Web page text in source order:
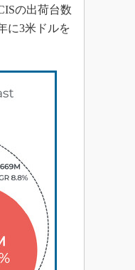
の出荷台数
に3米ドルを